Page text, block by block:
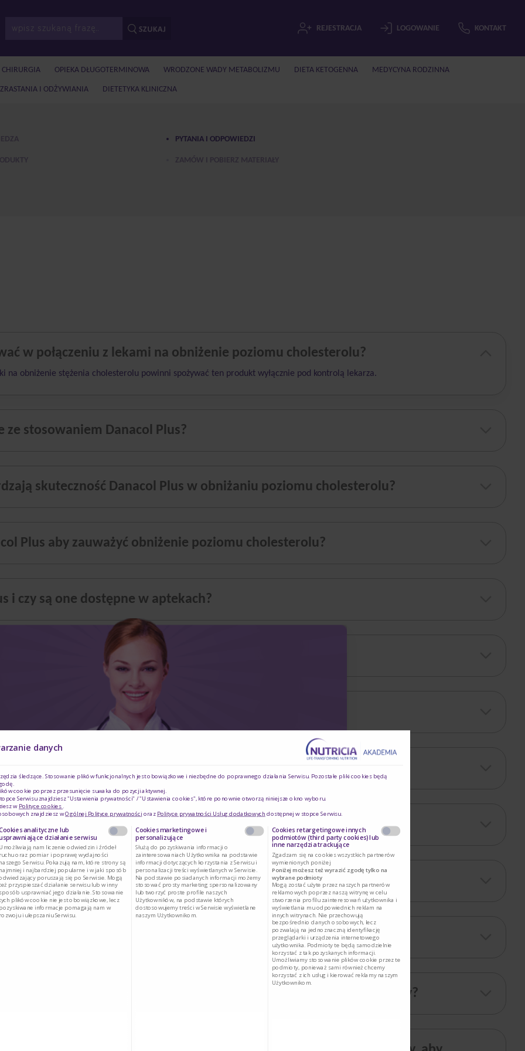
REJESTRACJA LOGOWANIE KONTAKT
CHIRURGIA OPIEKA DŁUGOTERMINOWA WRODZONE WADY METABOLIZMU DIETA KETOGENNA MEDYCYNA RODZINNA
I ODŻYWIANIA DIETETYKA KLINICZNA
PYTANIA I ODPOWIEDZI
w połączeniu z lekami na obniżenie poziomu cholesterolu?
na obniżenie stężenia cholesterolu powinni spożywać ten produkt wyłącznie pod kontrolą lekarza.
ze stosowaniem Danacol Plus?
skuteczność Danacol Plus w obniżaniu poziomu cholesterolu?
Plus aby zauważyć obniżenie poziomu cholesterolu?
i czy są one dostępne w aptekach?
stosujących Danacol ?
roślinnymi nie powinno się stosować u dzieci poniżej 5 roku życia z uwagi na to, iż do ich rozwoju niezbędny jest
Danacol Plus a jogurtem pitnym Danacol ?
roślinnych w jednej porcji co odpowiada 1 butelce (100 g). Występuje w dwóch wariantach smakowych: o smaku
2,5 g steroli roślinnych oraz dodatkowo witaminę B1 (tiaminę), która wspiera prawidłowe funkcjonowanie serca.
steroli roślinnych?
się stosować produkt Danacol Plus?
Danacol Plus mogą być stosowane naprzemiennie?
przydatności produktu Danacol Plus?
dla osób z nietolerancjami pokarmowymi, np. nietolerancją laktozy?
Czy jesteś osobą posiadającą kwalifikacje z
dietetyki?
danych
śledzące. Stosowanie plików funkcjonalnych jest obowiązkowe i niezbędne do poprawnego działania Serwisu. Pozostałe pliki cookies będą
cookie poprzez przesunięcie suwaka do pozycji aktywnej.
Serwisu znajdziesz "Ustawienia prywatności" / "Ustawienia cookies", które ponownie otworzą niniejsze okno wyboru.
w Polityce cookies.
znajdziesz wOgólnej Polityce prywatności oraz Polityce prywatności Usług dodatkowych dostępnej w stopce Serwisu.
analityczne lub
działanie serwisu
Umożliwiają nam liczenie odwiedzin i źródeł
ruchu oraz pomiar i poprawę wydajności
naszego Serwisu. Pokazują nam, które strony są
najmniej i najbardziej popularne i w jaki sposób
poruszają się po Serwisie. Mogą
przyspieszać działanie serwisu lub w inny
sposób usprawniać jego działanie. Stosowanie
plików cookie nie jest obowiązkowe, lecz
pozyskiwane informacje pomagają nam w
rozwoju i ulepszaniu Serwisu.
Cookies marketingowe i
personalizujące
Służą do pozyskiwania informacji o
zainteresowaniach Użytkownika na podstawie
informacji dotyczących korzystania z Serwisu i
personalizacji treści wyświetlanych w Serwisie.
Na podstawie posiadanych informacji możemy
stosować prosty marketing spersonalizowany
lub tworzyć proste profile naszych
Użytkowników, na podstawie których
dostosowujemy treści w Serwisie wyświetlane
naszym Użytkownikom.
Cookies retargetingowe innych
podmiotów (third party cookies) lub
inne narzędzia trackujące
Zgadzam się na cookies wszystkich partnerów
wymienionych poniżej
Poniżej możesz też wyrazić zgodę tylko na
wybrane podmioty
Mogą zostać użyte przez naszych partnerów
reklamowych poprzez naszą witrynę w celu
stworzenia profilu zainteresowań użytkownika i
wyświetlania mu odpowiednich reklam na
innych witrynach. Nie przechowują
bezpośrednio danych osobowych, lecz
pozwalają na jednoznaczną identyfikację
przeglądarki i urządzenia internetowego
użytkownika. Podmioty te będą samodzielnie
korzystać z tak pozyskanych informacji.
Umożliwiamy stosowanie plików cookie przez te
podmioty, ponieważ sami również chcemy
korzystać z ich usług i kierować reklamy naszym
Użytkownikom.